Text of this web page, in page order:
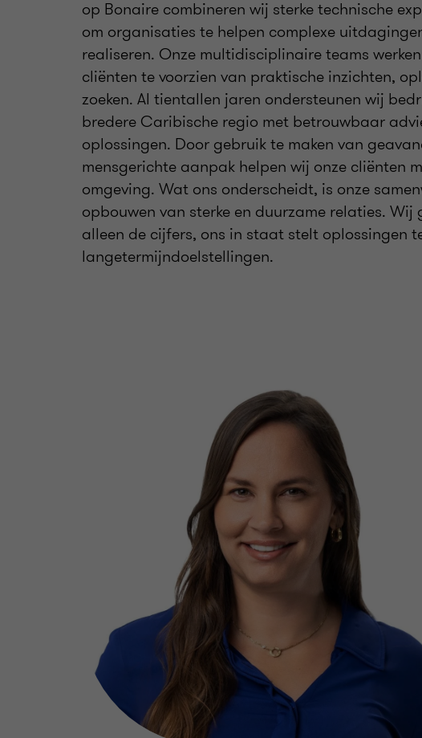
op Bonaire combineren wij sterke technische
om organisaties te helpen complexe
realiseren. Onze multidisciplinaire teams
cliënten te voorzien van praktische inzichten,
zoeken. Al tientallen jaren ondersteunen wij
bredere Caribische regio met betrouwbaar
oplossingen. Door gebruik te maken van
mensgerichte aanpak helpen wij onze cliënten
omgeving. Wat ons onderscheidt, is onze
opbouwen van sterke en duurzame relaties.
alleen de cijfers, ons in staat stelt oplossingen
langetermijndoelstellingen.